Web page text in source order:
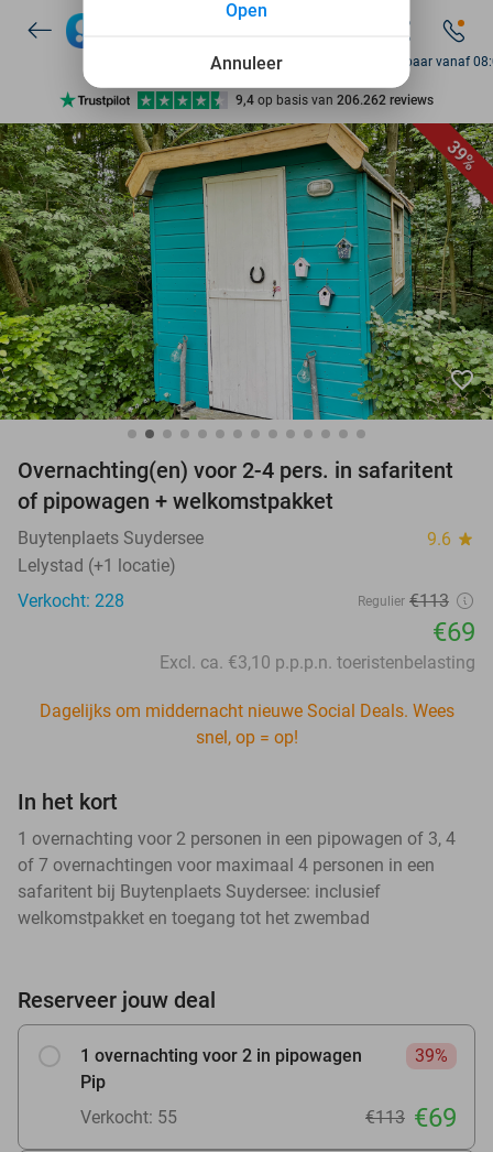
7 dagen per week beschikbaar
10+ miljoen leden
9,4 op basis van 206.262 reviews
Ontdek 15.000+ deals
7 dagen per week beschikbaar
10+ miljoen leden
Bereikbaar vanaf
39%
favorite_border
Overnachting(en) voor 2-4 pers. in safaritent
of pipowagen + welkomstpakket
Buytenplaets Suydersee 9.6 star
Lelystad (+1 locatie)
Verkocht: 228
Regulier €113
€69
Excl. ca. €3,10 p.p.p.n. toeristenbelasting
Dagelijks om middernacht nieuwe Social Deals. Wees
snel, op = op!
In het kort
1 overnachting voor 2 personen in een pipowagen of 3, 4
of 7 overnachtingen voor maximaal 4 personen in een
safaritent bij Buytenplaets Suydersee: inclusief
welkomstpakket en toegang tot het zwembad
Reserveer jouw deal
1 overnachting voor 2 in pipowagen
Pip
39%
Verkocht: 55 €113 €69
Annuleer
Open